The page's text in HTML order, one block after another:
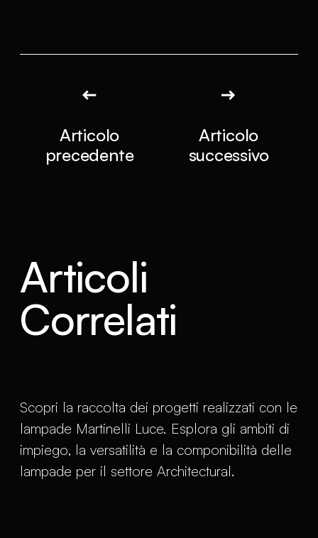
Articolo
precedente
Articolo
successivo
Articoli
Correlati
Scopri la raccolta dei progetti realizzati con le
lampade Martinelli Luce. Esplora gli ambiti di
impiego, la versatilità e la componibilità delle
lampade per il settore Architectural.